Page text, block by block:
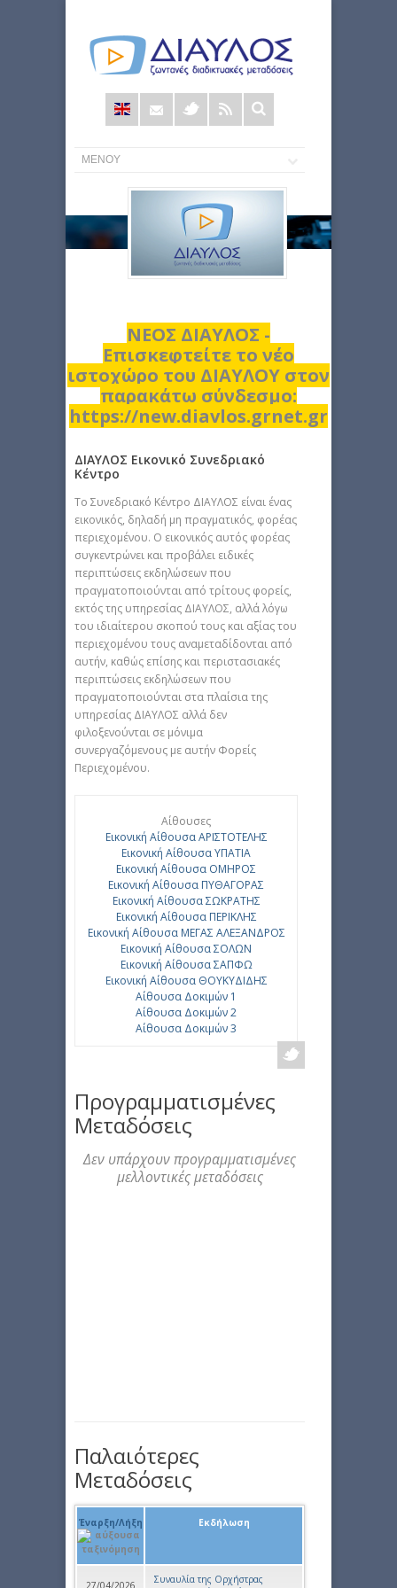
Φόρμα
αναζήτησης
ΝΕΟΣ ΔΙΑΥΛΟΣ -
Επισκεφτείτε το νέο
ιστοχώρο του ΔΙΑΥΛΟΥ στον
παρακάτω σύνδεσμο:
https://new.diavlos.grnet.gr
ΔΙΑΥΛΟΣ Εικονικό Συνεδριακό
Κέντρο
Το Συνεδριακό Κέντρο ΔΙΑΥΛΟΣ είναι ένας
εικονικός, δηλαδή μη πραγματικός, φορέας
περιεχομένου. Ο εικονικός αυτός φορέας
συγκεντρώνει και προβάλει ειδικές
περιπτώσεις εκδηλώσεων που
πραγματοποιούνται από τρίτους φορείς,
εκτός της υπηρεσίας ΔΙΑΥΛΟΣ, αλλά λόγω
του ιδιαίτερου σκοπού τους και αξίας του
περιεχομένου τους αναμεταδίδονται από
αυτήν, καθώς επίσης και περιστασιακές
περιπτώσεις εκδηλώσεων που
πραγματοποιούνται στα πλαίσια της
υπηρεσίας ΔΙΑΥΛΟΣ αλλά δεν
φιλοξενούνται σε μόνιμα
συνεργαζόμενους με αυτήν Φορείς
Περιεχομένου.
Αίθουσες
Εικονική Αίθουσα ΑΡΙΣΤΟΤΕΛΗΣ
Εικονική Αίθουσα ΥΠΑΤΙΑ
Εικονική Αίθουσα ΟΜΗΡΟΣ
Εικονική Αίθουσα ΠΥΘΑΓΟΡΑΣ
Εικονική Αίθουσα ΣΩΚΡΑΤΗΣ
Εικονική Αίθουσα ΠΕΡΙΚΛΗΣ
Εικονική Αίθουσα ΜΕΓΑΣ ΑΛΕΞΑΝΔΡΟΣ
Εικονική Αίθουσα ΣΟΛΩΝ
Εικονική Αίθουσα ΣΑΠΦΩ
Εικονική Αίθουσα ΘΟΥΚΥΔΙΔΗΣ
Αίθουσα Δοκιμών 1
Αίθουσα Δοκιμών 2
Αίθουσα Δοκιμών 3
Προγραμματισμένες
Μεταδόσεις
Δεν υπάρχουν προγραμματισμένες
μελλοντικές μεταδόσεις
Παλαιότερες
Μεταδόσεις
Έναρξη/Λήξη Εκδήλωση
Συναυλία της Ορχήστρας